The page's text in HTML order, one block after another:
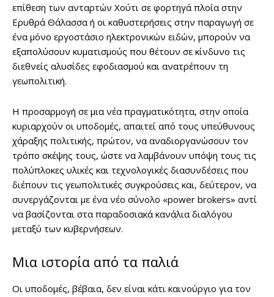
επίθεση των ανταρτών Χούτι σε φορτηγά πλοία στην
Ερυθρά Θάλασσα ή οι καθυστερήσεις στην παραγωγή σε
ένα μόνο εργοστάσιο ηλεκτρονικών ειδών, μπορούν να
εξαπολύσουν κυματισμούς που θέτουν σε κίνδυνο τις
διεθνείς αλυσίδες εφοδιασμού και ανατρέπουν τη
γεωπολιτική.
Η προσαρμογή σε μια νέα πραγματικότητα, στην οποία
κυριαρχούν οι υποδομές, απαιτεί από τους υπεύθυνους
χάραξης πολιτικής, πρώτον, να αναδιοργανώσουν τον
τρόπο σκέψης τους, ώστε να λαμβάνουν υπόψη τους τις
πολύπλοκες υλικές και τεχνολογικές διασυνδέσεις που
διέπουν τις γεωπολιτικές συγκρούσεις και, δεύτερον, να
συνεργάζονται με ένα νέο σύνολο «power brokers» αντί
να βασίζονται στα παραδοσιακά κανάλια διαλόγου
μεταξύ των κυβερνήσεων.
Μια ιστορία από τα παλιά
Οι υποδομές, βέβαια, δεν είναι κάτι καινούργιο για τον